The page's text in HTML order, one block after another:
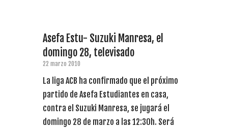
Asefa Estu- Suzuki Manresa, el
domingo 28, televisado
22 marzo 2010
La liga ACB ha confirmado que el próximo
partido de Asefa Estudiantes en casa,
contra el Suzuki Manresa, se jugará el
domingo 28 de marzo a las 12:30h. Será